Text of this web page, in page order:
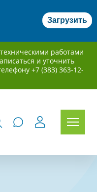
Загрузить
работами
и уточнить
+7 (383) 363-12-